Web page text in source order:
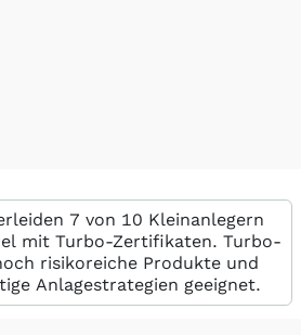
7 von 10 Kleinanlegern
mit Turbo-Zertifikaten. Turbo-
risikoreiche Produkte und
Anlagestrategien geeignet.